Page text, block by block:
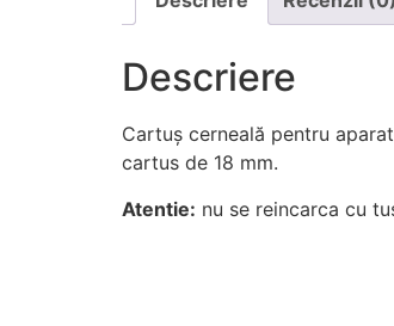
Descriere
Cartuș cerneală pentru
cartus de 18 mm.
Atentie: nu se reincarca cu